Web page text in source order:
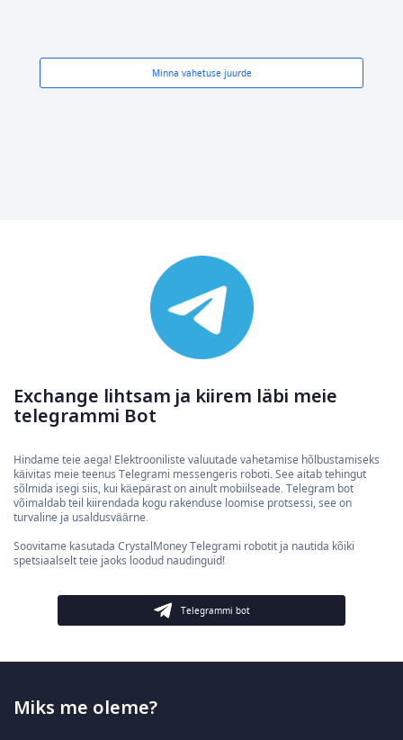
Minna vahetuse juurde
Exchange lihtsam ja kiirem läbi meie
telegrammi Bot
Hindame teie aega! Elektrooniliste valuutade vahetamise hõlbustamiseks
käivitas meie teenus Telegrami messengeris roboti. See aitab tehingut
sõlmida isegi siis, kui käepärast on ainult mobiilseade. Telegram bot
võimaldab teil kiirendada kogu rakenduse loomise protsessi, see on
turvaline ja usaldusväärne.
Soovitame kasutada CrystalMoney Telegrami robotit ja nautida kõiki
spetsiaalselt teie jaoks loodud naudinguid!
Telegrammi bot
Miks me oleme?